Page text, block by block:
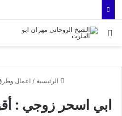
بحث عن
الرئيسية / اعمال
ابي اسحر زوجي :